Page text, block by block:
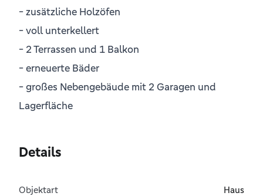
- zusätzliche Holzöfen
- voll unterkellert
- 2 Terrassen und 1 Balkon
- erneuerte Bäder
- großes Nebengebäude mit 2 Garagen und
Lagerfläche
Details
Objektart Haus